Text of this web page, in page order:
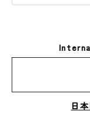
- 摩擦･水による多少
が適当です｡塩素系漂
- 洗濯後は濡れたまま
て下さい｡
- 洗濯後､皺や縮みの
日